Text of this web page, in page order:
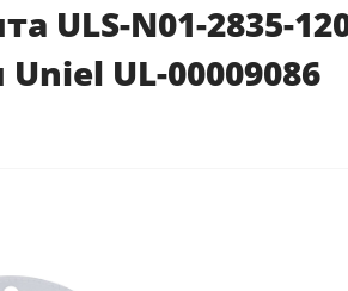
ULS-N01-2835-
Uniel UL-00009086